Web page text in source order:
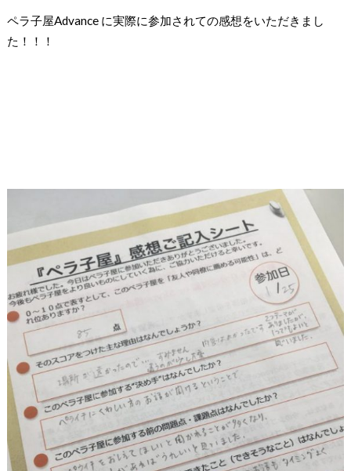
ペラ子屋Advance に実際に参加されての感想をいただきまし
た！！！